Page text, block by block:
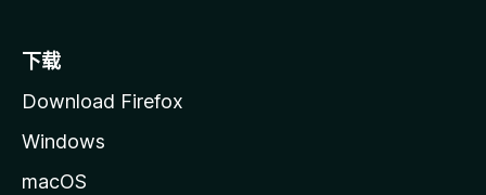
下载
Download Firefox
Windows
macOS